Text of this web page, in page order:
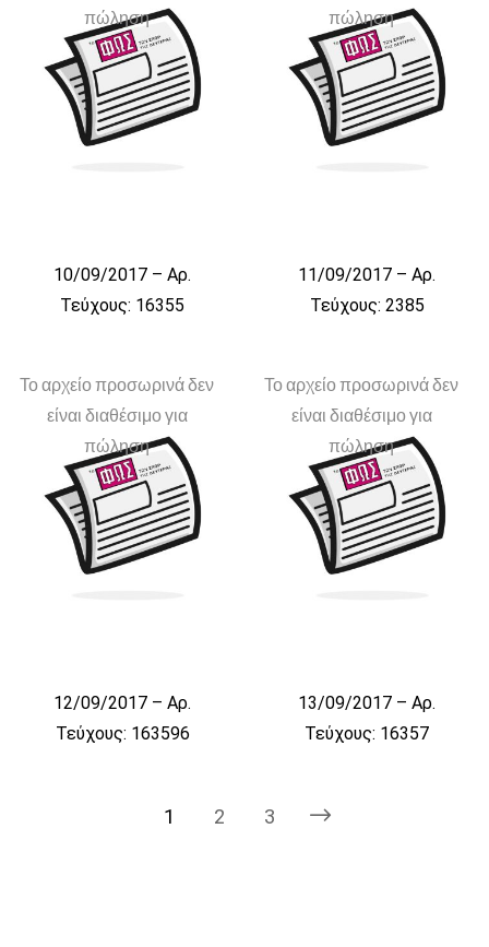
πώληση
10/09/2017 – Αρ.
Τεύχους: 16355
πώληση
11/09/2017 – Αρ.
Τεύχους: 2385
Το αρχείο προσωρινά δεν
είναι διαθέσιμο για
πώληση
12/09/2017 – Αρ.
Τεύχους: 163596
Το αρχείο προσωρινά δεν
είναι διαθέσιμο για
πώληση
13/09/2017 – Αρ.
Τεύχους: 16357
1 2 3